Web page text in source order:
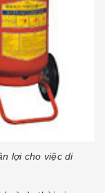
lợi cho việc di